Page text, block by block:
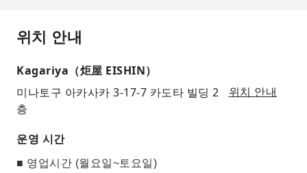
위치 안내
Kagariya（炬屋 EISHIN）
미나토구 아카사카 3-17-7 카도타 빌딩 2
층
위치 안내
운영 시간
■ 영업시간 (월요일~토요일)